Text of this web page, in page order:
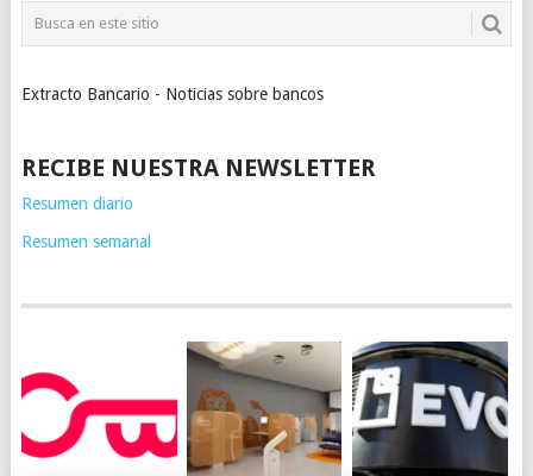
Extracto Bancario - Noticias sobre bancos
RECIBE NUESTRA NEWSLETTER
Resumen diario
Resumen semanal